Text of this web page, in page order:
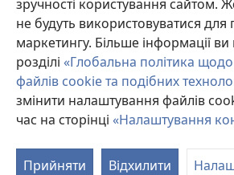
зручності користування сайтом.
не будуть використовуватися
маркетингу. Більше інформації
розділі «Глобальна політика
файлів cookie та подібних
змінити налаштування файлів
час на сторінці «Налаштування
Прийняти Відхилити
Watchtower Library
Copyright© 2026 Watch Tower Bible and Tract
УМОВИ ВИКОРИСТАННЯ|ПОЛІТИКА
НАЛАШТУВАННЯ